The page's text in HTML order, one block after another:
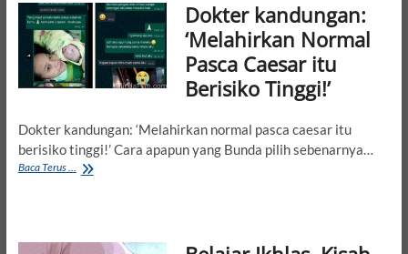
Inilah
Caranya
Supaya
Mendapatkan
Anak
Kembar
Alami
Dokter kandungan:
‘Melahirkan Normal
Pasca Caesar itu
Berisiko Tinggi!’
Dokter kandungan: ‘Melahirkan normal pasca caesar itu
berisiko tinggi!’ Cara apapun yang Bunda pilih sebenarnya…
Baca Terus ... Dokter
Caesar